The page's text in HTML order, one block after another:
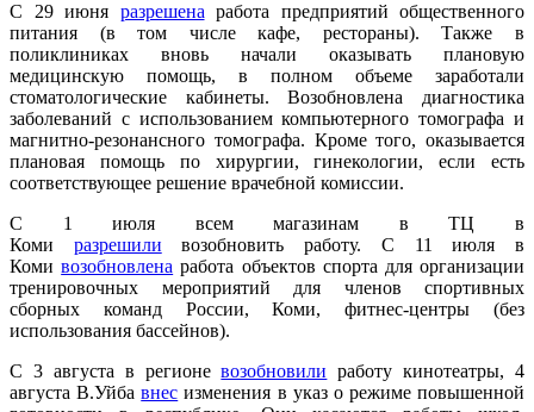
С 29 июня разрешена работа предприятий общественного
питания (в том числе кафе, рестораны). Также в
поликлиниках вновь начали оказывать плановую
медицинскую помощь, в полном объеме заработали
стоматологические кабинеты. Возобновлена диагностика
заболеваний с использованием компьютерного томографа и
магнитно-резонансного томографа. Кроме того, оказывается
плановая помощь по хирургии, гинекологии, если есть
соответствующее решение врачебной комиссии.
С 1 июля всем магазинам в ТЦ в
Коми разрешили возобновить работу. С 11 июля в
Комивозобновлена работа объектов спорта для организации
тренировочных мероприятий для членов спортивных
сборных команд России, Коми, фитнес-центры (без
использования бассейнов).
С 3 августа в регионевозобновили работу кинотеатры, 4
августа В.Уйбавнес изменения в указ о режиме повышенной